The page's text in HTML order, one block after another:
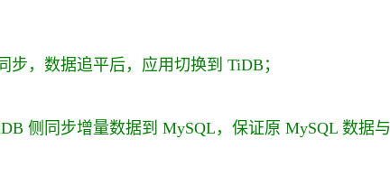
，数据追平后，应用切换到 TiDB；
侧同步增量数据到 MySQL，保证原 MySQL 数据与